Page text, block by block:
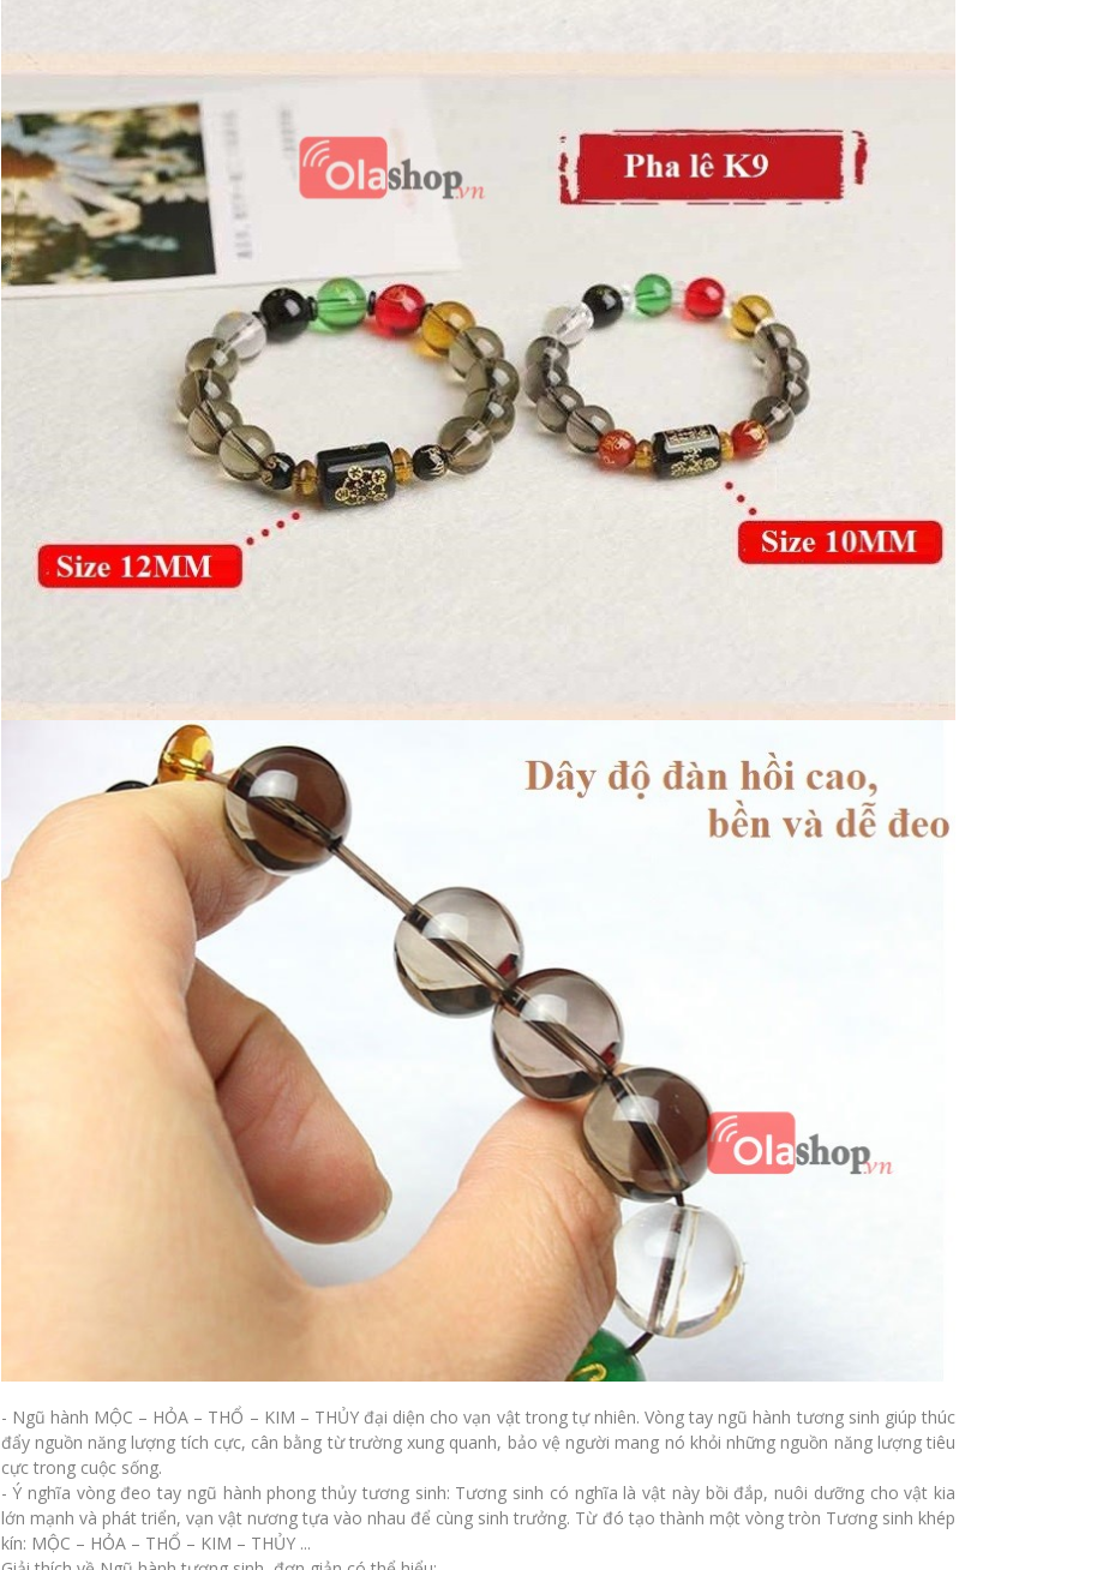
- Ngũ hành MỘC – HỎA – THỔ – KIM – THỦY đại diện cho vạn vật trong tự nhiên. Vòng tay ngũ hành tương sinh giúp thúc
đẩy nguồn năng lượng tích cực, cân bằng từ trường xung quanh, bảo vệ người mang nó khỏi những nguồn năng lượng tiêu
cực trong cuộc sống.
- Ý nghĩa vòng đeo tay ngũ hành phong thủy tương sinh: Tương sinh có nghĩa là vật này bồi đắp, nuôi dưỡng cho vật kia
lớn mạnh và phát triển, vạn vật nương tựa vào nhau để cùng sinh trưởng. Từ đó tạo thành một vòng tròn Tương sinh khép
kín: MỘC – HỎA – THỔ – KIM – THỦY ...